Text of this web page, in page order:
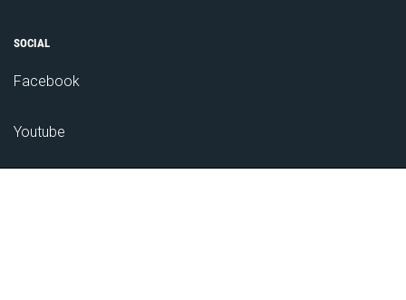
SOCIAL
Facebook
Youtube